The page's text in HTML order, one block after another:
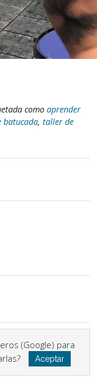
como aprender
batucada, taller de
(Google) para
Aceptar